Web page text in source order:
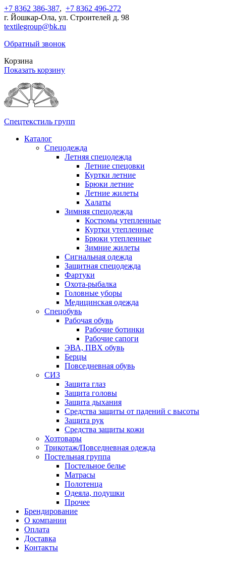
+7 8362 386-387, +7 8362 496-272
г. Йошкар-Ола, ул. Строителей д. 98
textilegroup@bk.ru
Обратный звонок
Корзина
Показать корзину
Спецтекстиль групп
Каталог
Спецодежда
Летняя спецодежда
Летние спецовки
Куртки летние
Брюки летние
Летние жилеты
Халаты
Зимняя спецодежда
Костюмы утепленные
Куртки утепленные
Брюки утепленные
Зимние жилеты
Сигнальная одежда
Защитная спецодежда
Фартуки
Охота-рыбалка
Головные уборы
Медицинская одежда
Спецобувь
Рабочая обувь
Рабочие ботинки
Рабочие сапоги
ЭВА, ПВХ обувь
Берцы
Повседневная обувь
СИЗ
Защита глаз
Защита головы
Защита дыхания
Средства защиты от падений с высоты
Защита рук
Средства защиты кожи
Хозтовары
Трикотаж/Повседневная одежда
Постельная группа
Постельное белье
Матрасы
Полотенца
Одеяла, подушки
Прочее
Брендирование
О компании
Оплата
Доставка
Контакты